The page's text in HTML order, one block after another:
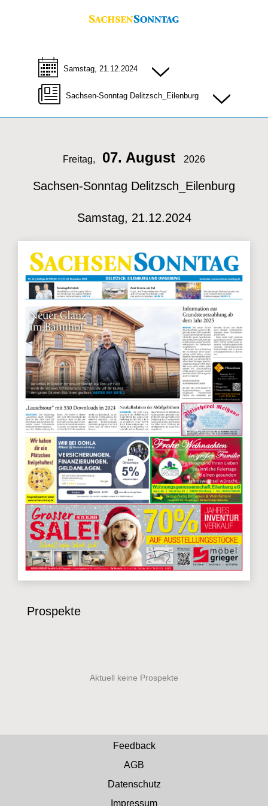
Samstag, 21.12.2024
Sachsen-Sonntag Delitzsch_Eilenburg
Freitag, 07. August 2026
Sachsen-Sonntag Delitzsch_Eilenburg
Samstag, 21.12.2024
Prospekte
Feedback
AGB
Datenschutz
Impressum